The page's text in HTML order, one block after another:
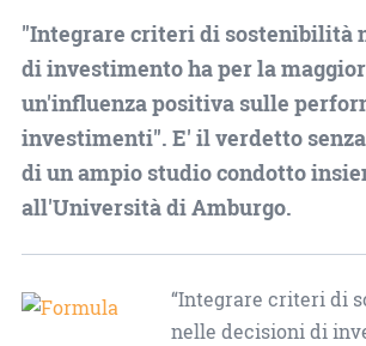
"Integrare criteri di sostenibilità
di investimento ha per la
un'influenza positiva sulle
investimenti". E' il verdetto senza
di un ampio studio condotto
all'Università di Amburgo.
“Integrare criteri di
nelle decisioni di